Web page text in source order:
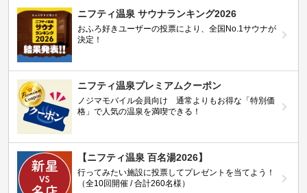
ニフティ温泉 サウナランキング2026
おふろ好きユーザーの投票により、全国No.1サウナが
決定！
ニフティ温泉プレミアムクーポン
ノジマモバイル会員向け 通常よりもお得な「特別価
格」で人気の温泉を満喫できる！
【ニフティ温泉 百名湯2026】
行ってみたい施設に投票してプレゼントを当てよう！
（全10回開催 / 合計260名様）